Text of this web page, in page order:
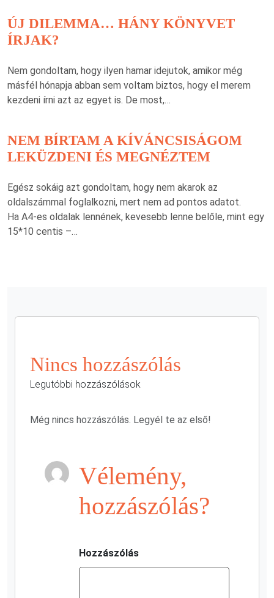
ÚJ DILEMMA… HÁNY KÖNYVET
ÍRJAK?
Nem gondoltam, hogy ilyen hamar idejutok, amikor még
másfél hónapja abban sem voltam biztos, hogy el merem
kezdeni írni azt az egyet is. De most,…
NEM BÍRTAM A KÍVÁNCSISÁGOM
LEKÜZDENI ÉS MEGNÉZTEM
Egész sokáig azt gondoltam, hogy nem akarok az
oldalszámmal foglalkozni, mert nem ad pontos adatot.
Ha A4-es oldalak lennének, kevesebb lenne belőle, mint egy
15*10 centis –…
Nincs hozzászólás
Legutóbbi hozzászólások
Még nincs hozzászólás. Legyél te az első!
Vélemény,
hozzászólás?
Hozzászólás